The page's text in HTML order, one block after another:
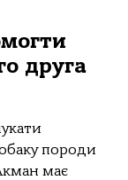
друга
породи
має